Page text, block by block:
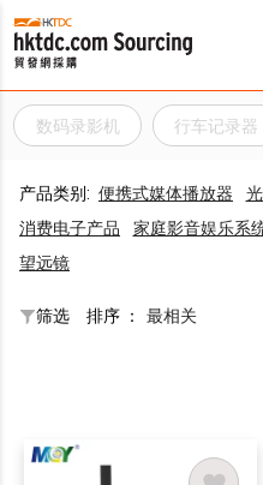
数码录影机 行车记录器
产品类别: 便携式媒体播放器
消费电子产品
家庭影音娱乐系
望远镜
筛选 排序 ： 最相关